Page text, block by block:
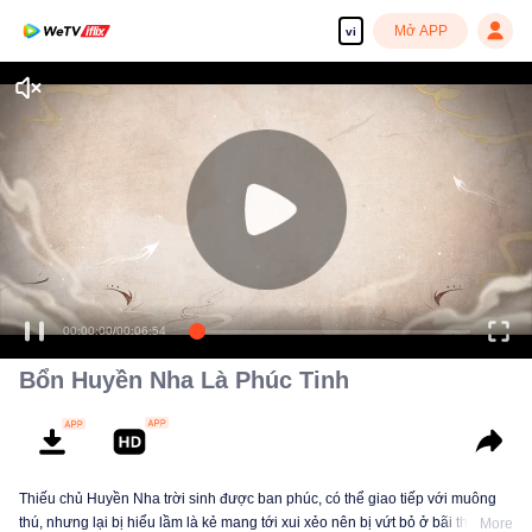
vi Mở APP
00:00:00/00:06:54
Bổn Huyền Nha Là Phúc Tinh
Thiếu chủ Huyền Nha trời sinh được ban phúc, có thể giao tiếp với muông
thú, nhưng lại bị hiểu lầm là kẻ mang tới xui xẻo nên bị vứt bỏ ở bãi tha ma.
More